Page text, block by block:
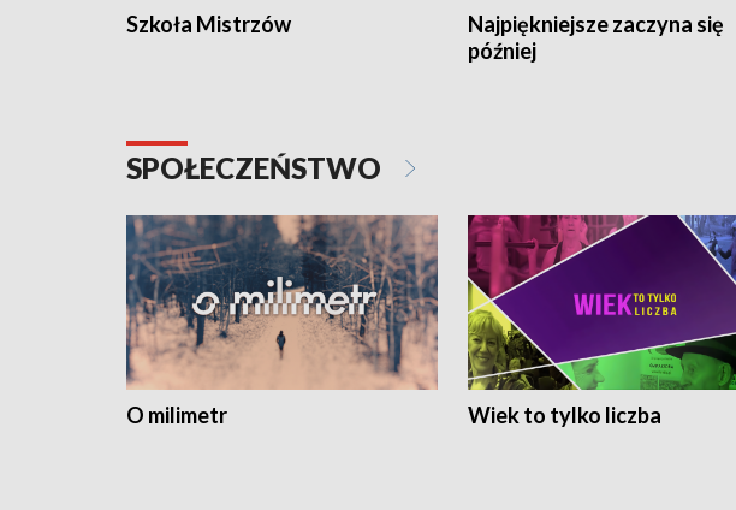
Szkoła Mistrzów
Najpiękniejsze zaczyna się
później
SPOŁECZEŃSTWO
O milimetr Wiek to tylko liczba